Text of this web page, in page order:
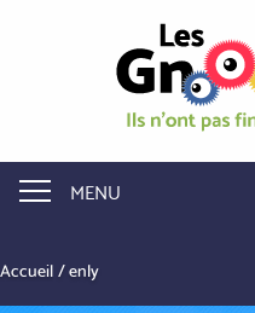
MENU
Accueil enly